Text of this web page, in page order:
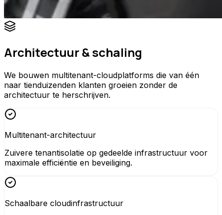
Architectuur & schaling
We bouwen multitenant-cloudplatforms die van één
naar tienduizenden klanten groeien zonder de
architectuur te herschrijven.
Multitenant-architectuur
Zuivere tenantisolatie op gedeelde infrastructuur voor
maximale efficiëntie en beveiliging.
Schaalbare cloudinfrastructuur